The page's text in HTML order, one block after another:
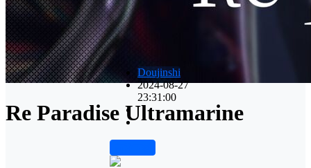
Re Paradise Ultramarine
Doujinshi
2024-08-27
23:31:00